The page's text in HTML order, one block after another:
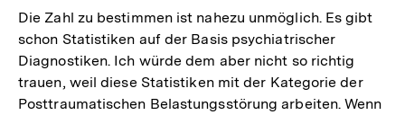
Die Zahl zu bestimmen ist nahezu unmöglich. Es gibt
schon Statistiken auf der Basis psychiatrischer
Diagnostiken. Ich würde dem aber nicht so richtig
trauen, weil diese Statistiken mit der Kategorie der
Posttraumatischen Belastungsstörung arbeiten. Wenn